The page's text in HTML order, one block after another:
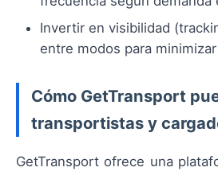
Invertir en visibilidad
entre modos para
Cómo GetTransport
transportistas y
GetTransport ofrece una